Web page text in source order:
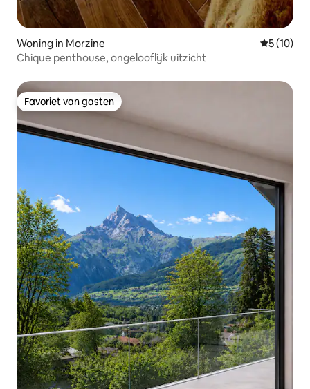
Woning in Morzine
5 (10)
Chique penthouse, ongelooflijk uitzicht
Favoriet van gasten
Favoriet van gasten